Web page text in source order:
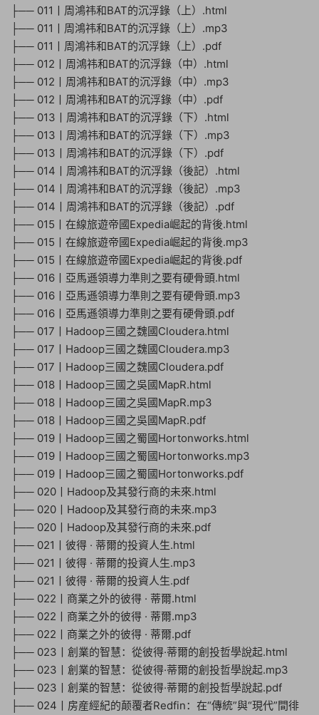
├── 011丨周鴻祎和BAT的沉浮錄（上）.html
├── 011丨周鴻祎和BAT的沉浮錄（上）.mp3
├── 011丨周鴻祎和BAT的沉浮錄（上）.pdf
├── 012丨周鴻祎和BAT的沉浮錄（中）.html
├── 012丨周鴻祎和BAT的沉浮錄（中）.mp3
├── 012丨周鴻祎和BAT的沉浮錄（中）.pdf
├── 013丨周鴻祎和BAT的沉浮錄（下）.html
├── 013丨周鴻祎和BAT的沉浮錄（下）.mp3
├── 013丨周鴻祎和BAT的沉浮錄（下）.pdf
├── 014丨周鴻祎和BAT的沉浮錄（後記）.html
├── 014丨周鴻祎和BAT的沉浮錄（後記）.mp3
├── 014丨周鴻祎和BAT的沉浮錄（後記）.pdf
├── 015丨在線旅遊帝國Expedia崛起的背後.html
├── 015丨在線旅遊帝國Expedia崛起的背後.mp3
├── 015丨在線旅遊帝國Expedia崛起的背後.pdf
├── 016丨亞馬遜領導力準則之要有硬骨頭.html
├── 016丨亞馬遜領導力準則之要有硬骨頭.mp3
├── 016丨亞馬遜領導力準則之要有硬骨頭.pdf
├── 017丨Hadoop三國之魏國Cloudera.html
├── 017丨Hadoop三國之魏國Cloudera.mp3
├── 017丨Hadoop三國之魏國Cloudera.pdf
├── 018丨Hadoop三國之吳國MapR.html
├── 018丨Hadoop三國之吳國MapR.mp3
├── 018丨Hadoop三國之吳國MapR.pdf
├── 019丨Hadoop三國之蜀國Hortonworks.html
├── 019丨Hadoop三國之蜀國Hortonworks.mp3
├── 019丨Hadoop三國之蜀國Hortonworks.pdf
├── 020丨Hadoop及其發行商的未來.html
├── 020丨Hadoop及其發行商的未來.mp3
├── 020丨Hadoop及其發行商的未來.pdf
├── 021丨彼得 · 蒂爾的投資人生.html
├── 021丨彼得 · 蒂爾的投資人生.mp3
├── 021丨彼得 · 蒂爾的投資人生.pdf
├── 022丨商業之外的彼得 · 蒂爾.html
├── 022丨商業之外的彼得 · 蒂爾.mp3
├── 022丨商業之外的彼得 · 蒂爾.pdf
├── 023丨創業的智慧：從彼得·蒂爾的創投哲學說起.html
├── 023丨創業的智慧：從彼得·蒂爾的創投哲學說起.mp3
├── 023丨創業的智慧：從彼得·蒂爾的創投哲學說起.pdf
├── 024丨房産經紀的颠覆者Redfin：在“傳統”與“現代”間徘